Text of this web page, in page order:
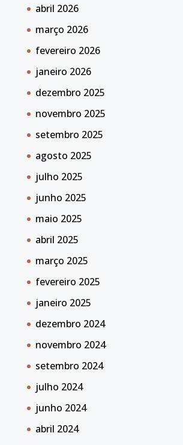
abril 2026
março 2026
fevereiro 2026
janeiro 2026
dezembro 2025
novembro 2025
setembro 2025
agosto 2025
julho 2025
junho 2025
maio 2025
abril 2025
março 2025
fevereiro 2025
janeiro 2025
dezembro 2024
novembro 2024
setembro 2024
julho 2024
junho 2024
abril 2024